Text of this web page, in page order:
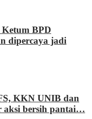
BPD
dipercaya jadi
KKN UNIB dan
aksi bersih pantai…